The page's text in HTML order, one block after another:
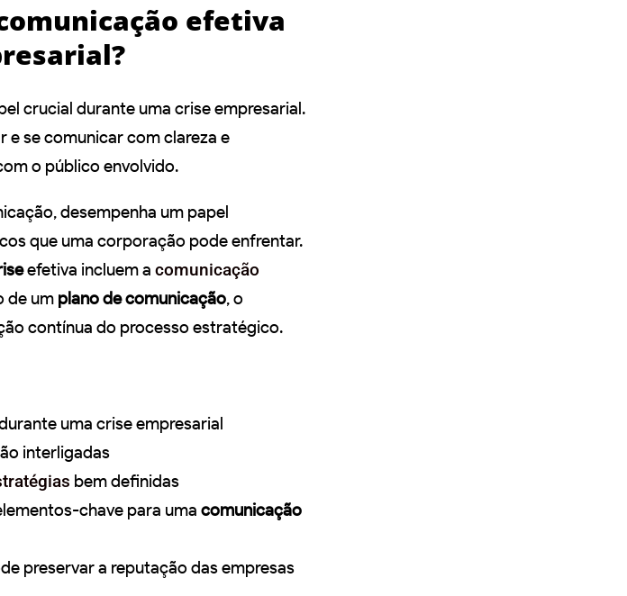
efetiva
crucial durante uma crise empresarial.
e se comunicar com clareza e
o público envolvido.
desempenha um papel
que uma corporação pode enfrentar.
efetiva incluem a comunicação
de um plano de comunicação, o
contínua do processo estratégico.
uma crise empresarial
interligadas
bem definidas
chave para uma comunicação
preservar a reputação das empresas